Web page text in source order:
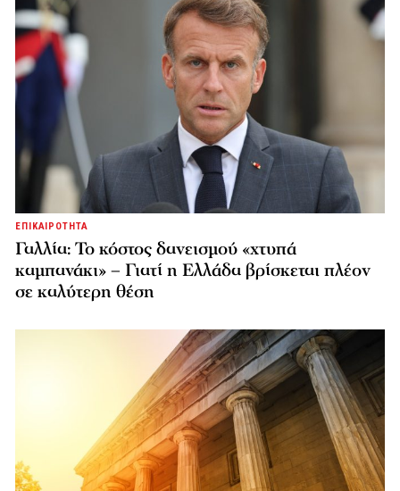
ΕΠΙΚΑΙΡΟΤΗΤΑ
Γαλλία: Το κόστος δανεισμού «χτυπά
καμπανάκι» – Γιατί η Ελλάδα βρίσκεται πλέον
σε καλύτερη θέση